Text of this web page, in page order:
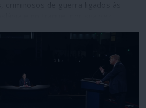
as principais áreas de intervenção
Joseph Biden. Tudo sob influência
patrocinadora de crimes de
nos Balcãs. A comunicação social
a “respirar de alívio” com o alegado
Unidos; porém, do quadro
mais guerras, mais ingerência,